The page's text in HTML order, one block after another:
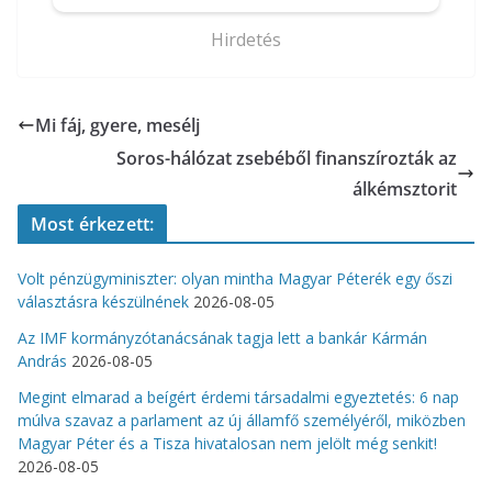
Hirdetés
Mi fáj, gyere, mesélj
Soros-hálózat zsebéből finanszírozták az
álkémsztorit
Most érkezett:
Volt pénzügyminiszter: olyan mintha Magyar Péterék egy őszi
választásra készülnének 2026-08-05
Az IMF kormányzótanácsának tagja lett a bankár Kármán
András 2026-08-05
Megint elmarad a beígért érdemi társadalmi egyeztetés: 6 nap
múlva szavaz a parlament az új államfő személyéről, miközben
Magyar Péter és a Tisza hivatalosan nem jelölt még senkit!
2026-08-05